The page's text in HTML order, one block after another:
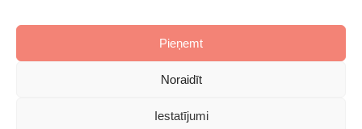
Pieņemt
Noraidīt
Iestatījumi
Par mumsKontakti